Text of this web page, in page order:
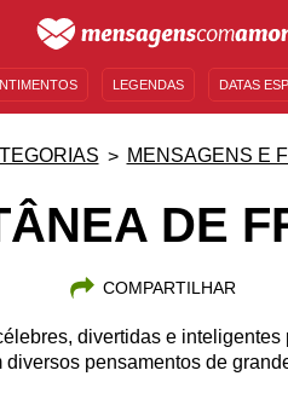
LEGENDAS DATAS
MENSAGENS E
DE
COMPARTILHAR
divertidas e
diversos pensamentos de